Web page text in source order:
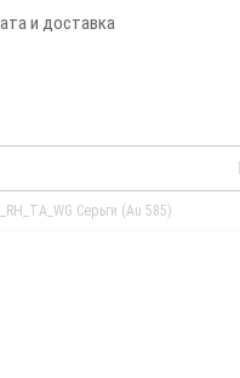
и доставка
Серьги (Au 585)